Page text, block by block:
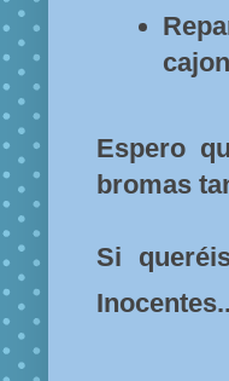
Espero
bromas
Si